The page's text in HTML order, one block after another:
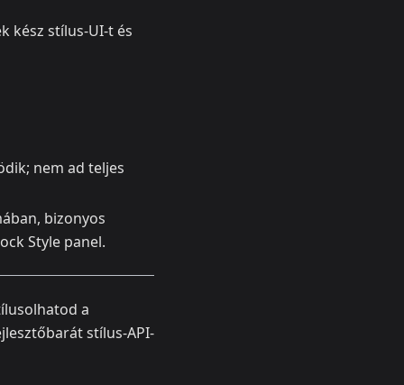
kész stílus-UI-t és
nem ad teljes
bizonyos
Style panel.
a
stílus-API-